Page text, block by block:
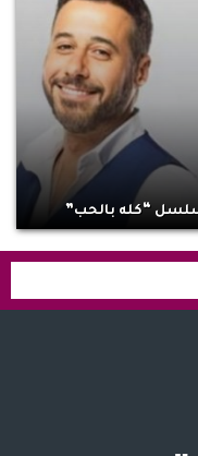
“كله بالحب”